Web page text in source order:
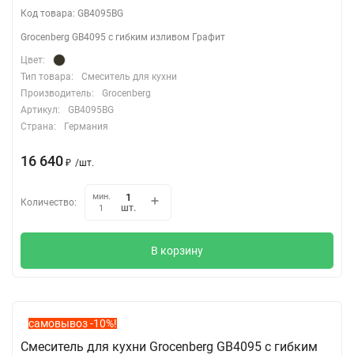
Код товара: GB4095BG
Grocenberg GB4095 с гибким изливом Графит
Цвет:
Тип товара:
Смеситель для кухни
Производитель:
Grocenberg
Артикул:
GB4095BG
Страна:
Германия
16 640 ₽ /шт.
Количество:
мин.
1
шт.
В корзину
самовывоз -10%!
Смеситель для кухни Grocenberg GB4095 с гибким